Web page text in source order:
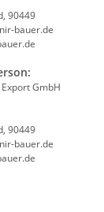
90449
bauer.de
GmbH
90449
bauer.de